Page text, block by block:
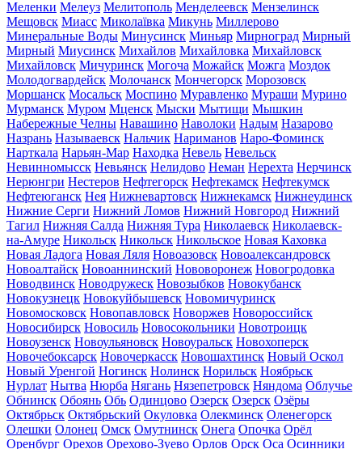
Меленки Мелеуз Мелитополь Менделеевск Мензелинск
Мещовск Миасс Миколаївка Микунь Миллерово
Минеральные Воды Минусинск Миньяр Мирноград Мирный
Мирный Миусинск Михайлов Михайловка Михайловск
Михайловск Мичуринск Могоча Можайск Можга Моздок
Молодогвардейск Молочанск Мончегорск Морозовск
Моршанск Мосальск Моспино Муравленко Мураши Мурино
Мурманск Муром Мценск Мыски Мытищи Мышкин
Набережные Челны Навашино Наволоки Надым Назарово
Назрань Называевск Нальчик Нариманов Наро-Фоминск
Нарткала Нарьян-Мар Находка Невель Невельск
Невинномысск Невьянск Нелидово Неман Нерехта Нерчинск
Нерюнгри Нестеров Нефтегорск Нефтекамск Нефтекумск
Нефтеюганск Нея Нижневартовск Нижнекамск Нижнеудинск
Нижние Серги Нижний Ломов Нижний Новгород Нижний
Тагил Нижняя Салда Нижняя Тура Николаевск Николаевск-
на-Амуре Никольск Никольск Никольское Новая Каховка
Новая Ладога Новая Ляля Новоазовск Новоалександровск
Новоалтайск Новоаннинский Нововоронеж Новогродовка
Новодвинск Новодружеск Новозыбков Новокубанск
Новокузнецк Новокуйбышевск Новомичуринск
Новомосковск Новопавловск Новоржев Новороссийск
Новосибирск Новосиль Новосокольники Новотроицк
Новоузенск Новоульяновск Новоуральск Новохоперск
Новочебоксарск Новочеркасск Новошахтинск Новый Оскол
Новый Уренгой Ногинск Нолинск Норильск Ноябрьск
Нурлат Нытва Нюрба Нягань Нязепетровск Няндома Облучье
Обнинск Обоянь Обь Одинцово Озерск Озерск Озёры
Октябрьск Октябрьский Окуловка Олекминск Оленегорск
Олешки Олонец Омск Омутнинск Онега Опочка Орёл
Оренбург Орехов Орехово-Зуево Орлов Орск Оса Осинники